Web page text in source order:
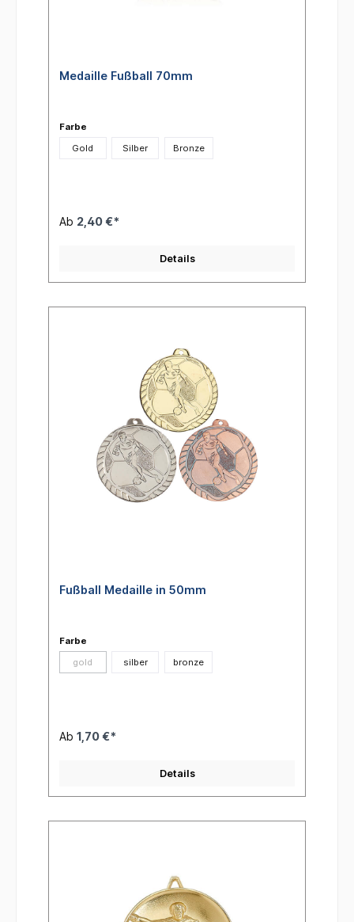
Medaille Fußball 70mm
Farbe
Gold
Silber Bronze
Ab 2,40 €*
Details
Fußball Medaille in 50mm
Farbe
gold(Diese Option ist zurzeit nicht verfügbar.)
silber bronze
Ab 1,70 €*
Details